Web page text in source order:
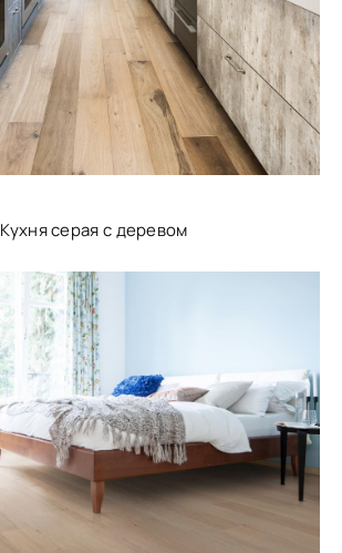
Кухня серая с деревом